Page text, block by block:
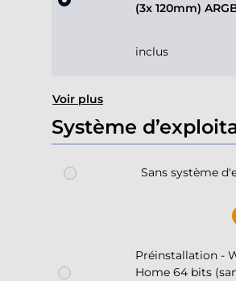
(3x 120mm)
inclus
Voir plus
Système
Sans système
Préinstallation -
Home 64 bits